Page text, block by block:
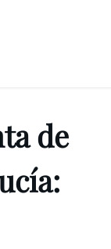
de